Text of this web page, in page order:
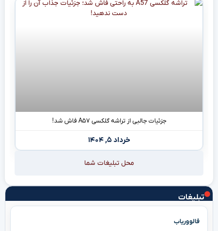
تبلیغات
فالووریاب
جزئیات جالبی از تراشه گلکسی A۵۷ فاش شد!
خرداد ۵, ۱۴۰۴
محل تبلیغات شما